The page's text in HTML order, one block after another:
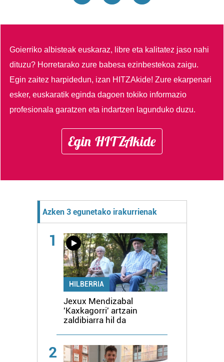
Goierriko albisteak euskaraz, libre eta kalitatez jaso nahi
dituzu? Horretarako zure babesa ezinbestekoa zaigu.
Egin zaitez harpidedun, izan HITZAkide!Zure ekarpenari
esker, euskaratik eginda dagoen tokiko informazio
profesionala garatzen eta indartzen lagunduko duzu.
Egin HITZAkide
Azken 3 egunetako irakurrienak
1
HILBERRIA
Jexux Mendizabal
'Kaxkagorri' artzain
zaldibiarra hil da
2